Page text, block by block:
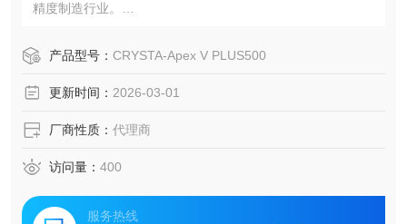
精度制造行业。
确保长期稳定测量。
靠性。
产品型号： CRYSTA-Apex V PLUS500
更新时间： 2026-03-01
厂商性质： 代理商
访问量： 400
服务热线